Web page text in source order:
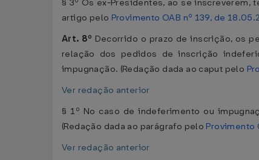
§ 3º Os ex-Presidentes, ao se inscreverem,
artigo pelo Provimento OAB nº 139, de
Art. 8º Decorrido o prazo de inscrição, os
relação dos pedidos de inscrição
impugnação. (Redação dada ao caput pelo
Ver redação anterior
§ 1º No caso de indeferimento ou
(Redação dada ao parágrafo pelo Provimento
Ver redação anterior